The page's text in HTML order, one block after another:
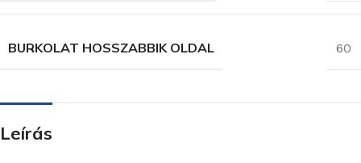
BURKOLAT HOSSZABBIK OLDAL 60
Leírás